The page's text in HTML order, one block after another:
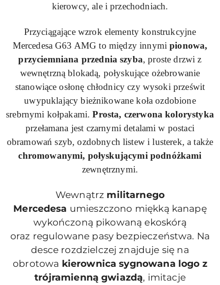
kierowcy, ale i przechodniach.
Przyciągające wzrok elementy konstrukcyjne
MercedesaG63 AMG to między innymipionowa,
przyciemniana przednia szyba, proste drzwi z
wewnętrzną blokadą, połyskujące ożebrowanie
stanowiące osłonę chłodnicy czy wysoki prześwit
uwypuklający bieżnikowane koła ozdobione
srebrnymi kołpakami.Prosta, czerwona kolorystyka
przełamana jest czarnymi detalami w postaci
obramowań szyb, ozdobnych listew i lusterek, a także
chromowanymi, połyskującymi podnóżkami
zewnętrznymi.
Wewnątrz militarnego
Mercedesa umieszczono miękką kanapę
wykończoną pikowaną ekoskórą
oraz regulowane pasy bezpieczeństwa. Na
desce rozdzielczej znajduje się na
obrotowa kierownica sygnowana logo z
trójramienną gwiazdą, imitacje